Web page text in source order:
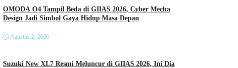
OMODA O4 Tampil Beda di GIIAS 2026, Cyber Mecha
Design Jadi Simbol Gaya Hidup Masa Depan
Agustus 2, 2026
Suzuki New XL7 Resmi Meluncur di GIIAS 2026, Ini Dia